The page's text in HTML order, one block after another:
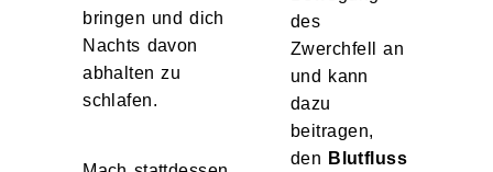
des
Zwerchfell an
und kann
dazu
beitragen,
den Blutfluss
bringen und dich
Nachts davon
abhalten zu
schlafen.